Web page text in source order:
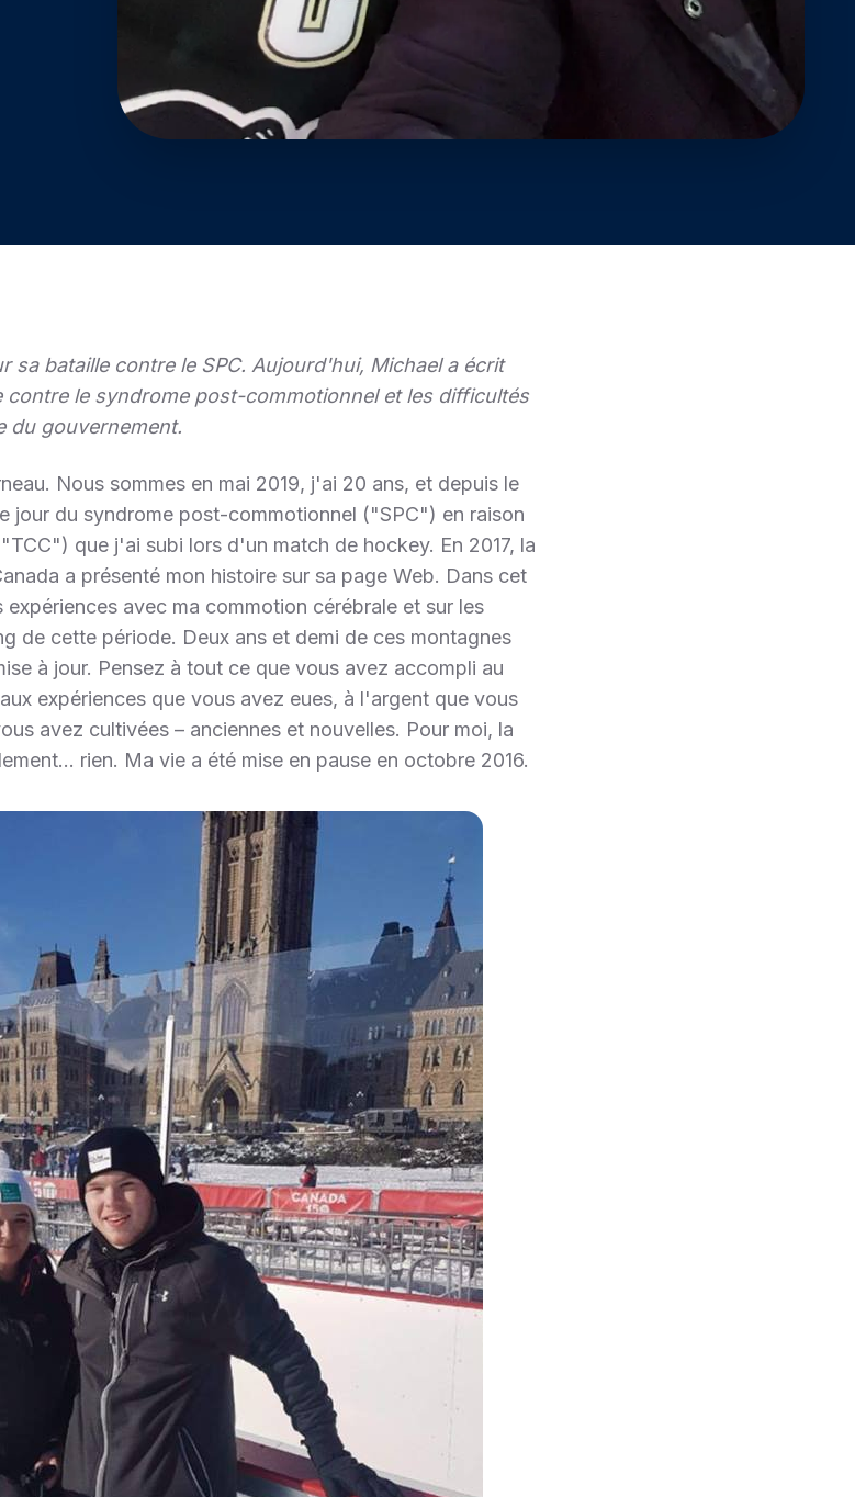
sa bataille contre le SPC. Aujourd'hui, Michael a écrit
contre le syndrome post-commotionnel et les difficultés
du gouvernement.
Nous sommes en mai 2019, j'ai 20 ans, et depuis le
jour du syndrome post-commotionnel ("SPC") en raison
que j'ai subi lors d'un match de hockey. En 2017, la
a présenté mon histoire sur sa page Web. Dans cet
avec ma commotion cérébrale et sur les
de cette période. Deux ans et demi de ces montagnes
à jour. Pensez à tout ce que vous avez accompli au
expériences que vous avez eues, à l'argent que vous
avez cultivées – anciennes et nouvelles. Pour moi, la
rien. Ma vie a été mise en pause en octobre 2016.